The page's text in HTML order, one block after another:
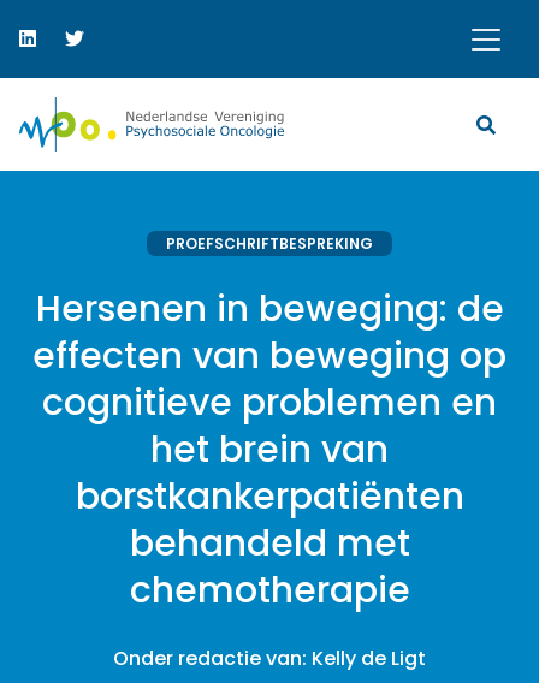
PROEFSCHRIFTBESPREKING
Hersenen in beweging: de
effecten van beweging op
cognitieve problemen en
het brein van
borstkankerpatiënten
behandeld met
chemotherapie
Onder redactie van: Kelly de Ligt